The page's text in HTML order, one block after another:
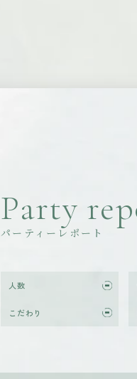
Party
パーティーレポート
人数
こだわり